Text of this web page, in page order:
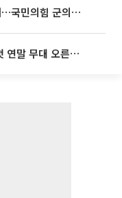
우성빈 기장군수 ‘유튜브 정치’에…국민의힘 군의원들 집단 반발
'전참시' 리센느, 데뷔 '3년 차' 첫 연말 무대 오른다⋯"그동안 섭외 안 와"